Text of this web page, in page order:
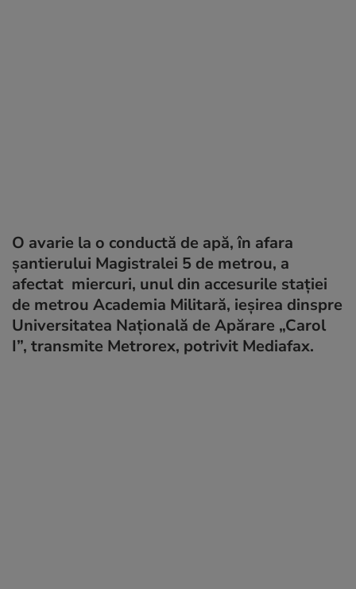
O avarie la o conductă de apă, în afara
şantierului Magistralei 5 de metrou, a
afectat miercuri, unul din accesurile staţiei
de metrou Academia Militară, ieşirea dinspre
Universitatea Naţională de Apărare „Carol
I”, transmite Metrorex, potrivit Mediafax.